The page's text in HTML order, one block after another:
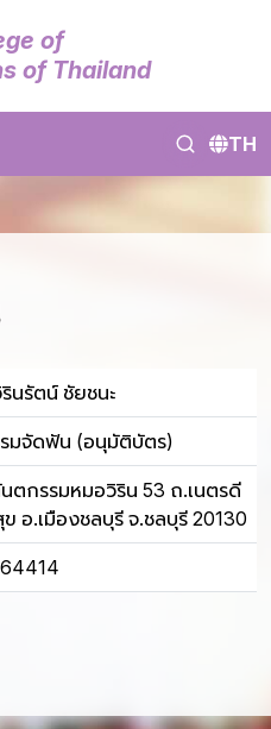
of
of Thailand
TH
นรัตน์ ชัยชนะ
มจัดฟัน (อนุมัติบัตร)
ตกรรมหมอวิริน 53 ถ.เนตรดี
อ.เมืองชลบุรี จ.ชลบุรี 20130